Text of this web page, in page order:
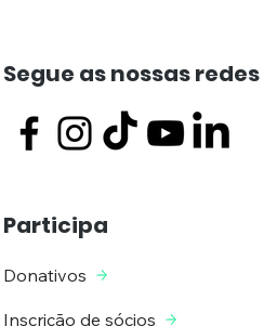
Público requer a
Hilton” de Carcavelos –
atos do atual ministro
Segue as nossas redes
Participa
Donativos
Inscrição de sócios